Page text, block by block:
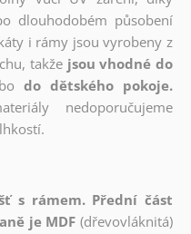
dlouhodobém působení
i rámy jsou vyrobeny z
takže jsou vhodné do
do dětského pokoje.
nedoporučujeme
s rámem. Přední část
je MDF (dřevovláknitá)